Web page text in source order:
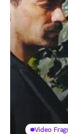
Video